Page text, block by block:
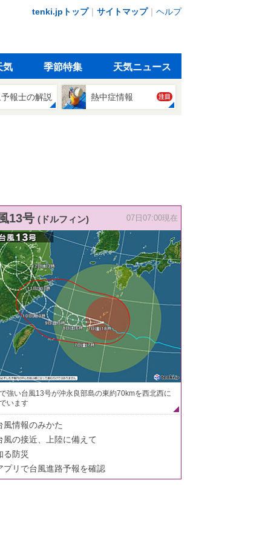
tenki.jpトップ｜ サイトマップ｜ ヘルプ
気 季節特集 天気ニュース
報士の解説 熱中症情報 注目
13号 (ドルフィン) 07日07:00現在
強い台風13号が沖永良部島の東約70kmを西北西に
います
風情報のみかた
風の接近、上陸に備えて
る防災
プリで台風進路予報を確認